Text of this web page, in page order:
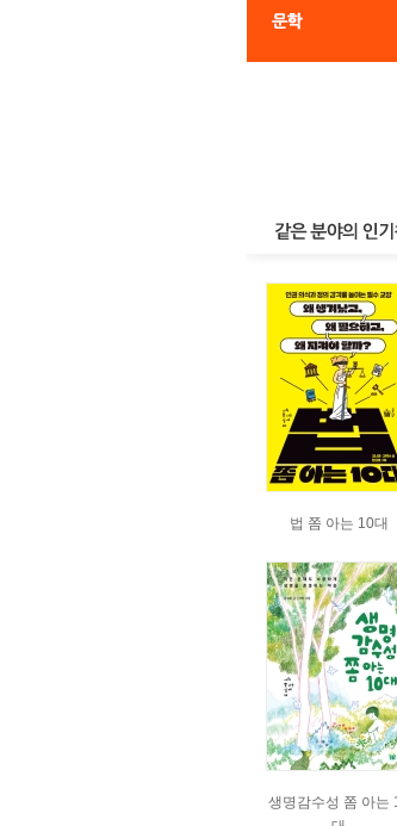
법 쫌 아는 10대
생명감수성 쫌 아는